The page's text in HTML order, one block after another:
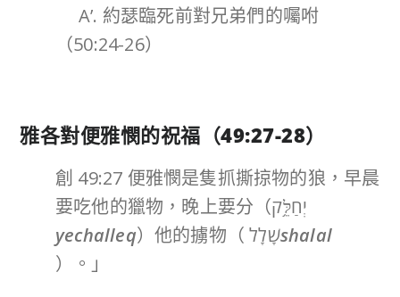
A’. 約瑟臨死前對兄弟們的囑咐
（50:24-26）
雅各對便雅憫的祝福（49:27-28）
創 49:27 便雅憫是隻抓撕掠物的狼，早晨
要吃他的獵物，晚上要分（יְחַלֵּ֥ק
yechalleq
）他的擄物（ שָׁלָלshalal
）。」